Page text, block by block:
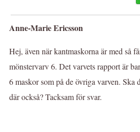
Anne-Marie Ericsson
Hej, även när kantmaskorna är med så
mönstervarv 6. Det varvets rapport är
6 maskor som på de övriga varven. Ska
där också? Tacksam för svar.